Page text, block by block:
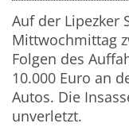
Auf der Lipezker
Mittwochmittag
Folgen des
10.000 Euro an
Autos. Die
unverletzt.